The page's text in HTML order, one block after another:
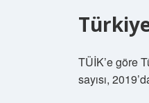
TÜİK’e göre
sayısı,